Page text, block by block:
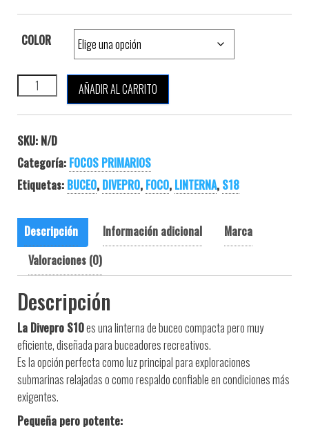
COLOR
DIVEPRO S10 cantidadAÑADIR AL CARRITO
SKU: N/D
Categoría: FOCOS PRIMARIOS
Etiquetas: BUCEO, DIVEPRO, FOCO, LINTERNA, S18
Descripción Información adicional
Marca
Valoraciones (0)
Descripción
La Divepro S10es una linterna de buceo compacta pero muy
eficiente, diseñada para buceadores recreativos.
Es la opción perfecta como luz principal para exploraciones
submarinas relajadas o como respaldo confiable en condiciones más
exigentes.
Pequeña pero potente: